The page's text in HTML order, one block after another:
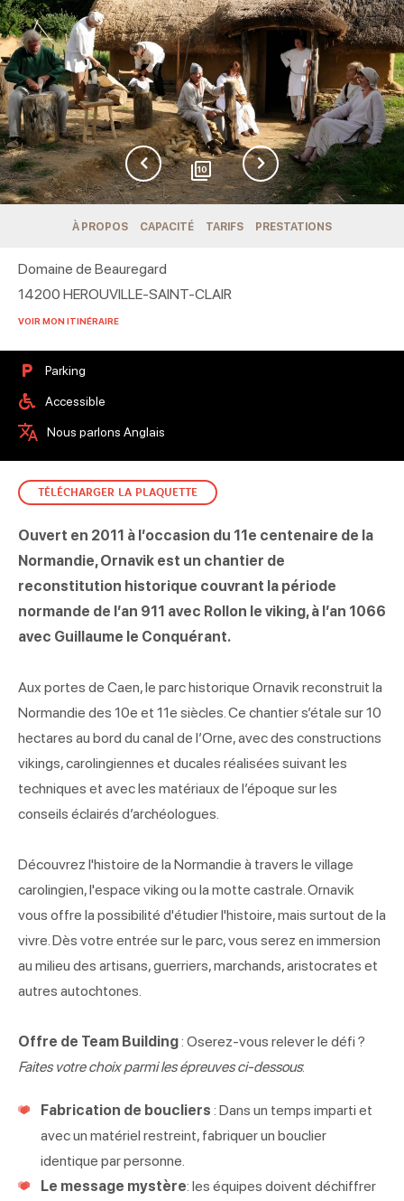
10
À PROPOS CAPACITÉ TARIFS PRESTATIONS
Domaine de Beauregard
14200 HEROUVILLE-SAINT-CLAIR
VOIR MON ITINÉRAIRE
Parking
Accessible
Nous parlons Anglais
TÉLÉCHARGER LA PLAQUETTE
Ouvert en 2011 à l’occasion du 11e centenaire de la
Normandie, Ornavik est un chantier de
reconstitution historique couvrant la période
normande de l’an 911 avec Rollon le viking, à l’an 1066
avec Guillaume le Conquérant.
Aux portes de Caen, le parc historique Ornavik reconstruit la
Normandie des 10e et 11e siècles. Ce chantier s’étale sur 10
hectares au bord du canal de l’Orne, avec des constructions
vikings, carolingiennes et ducales réalisées suivant les
techniques et avec les matériaux de l’époque sur les
conseils éclairés d’archéologues.
Découvrez l'histoire de la Normandie à travers le village
carolingien, l'espace viking ou la motte castrale. Ornavik
vous offre la possibilité d'étudier l'histoire, mais surtout de la
vivre. Dès votre entrée sur le parc, vous serez en immersion
au milieu des artisans, guerriers, marchands, aristocrates et
autres autochtones.
Offre de Team Building: Oserez-vous relever le défi ?
Faites votre choix parmi les épreuves ci-dessous:
Fabrication de boucliers : Dans un temps imparti et
avec un matériel restreint, fabriquer un bouclier
identique par personne.
Le message mystère: les équipes doivent déchiffrer